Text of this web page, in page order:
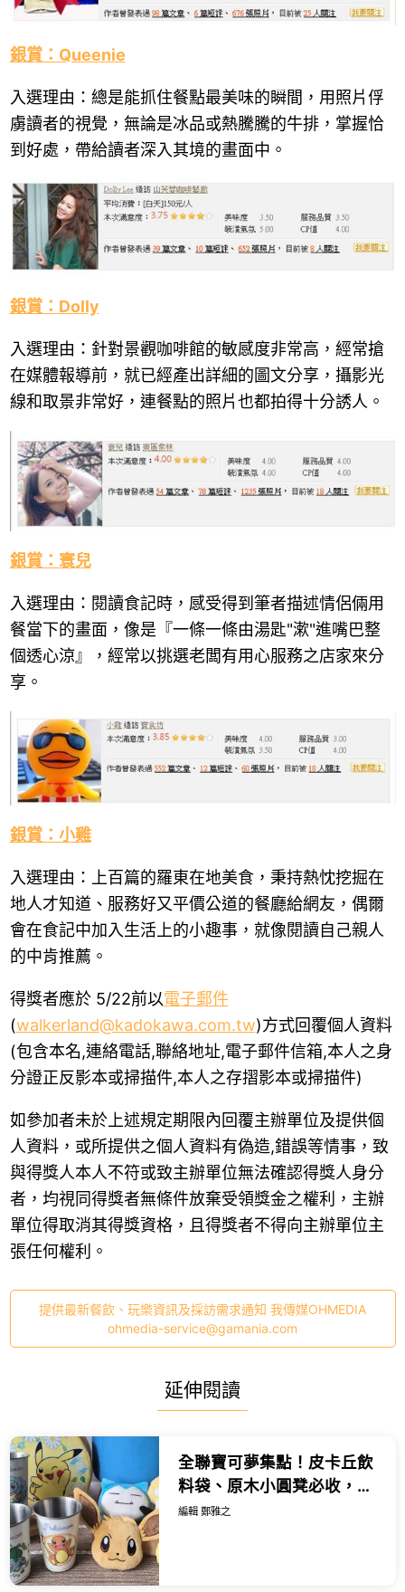
銀賞：Queenie
入選理由：總是能抓住餐點最美味的瞬間，用照片俘
虜讀者的視覺，無論是冰品或熱騰騰的牛排，掌握恰
到好處，帶給讀者深入其境的畫面中。
銀賞：Dolly
入選理由：針對景觀咖啡館的敏感度非常高，經常搶
在媒體報導前，就已經產出詳細的圖文分享，攝影光
線和取景非常好，連餐點的照片也都拍得十分誘人。
銀賞：寰兒
入選理由：閱讀食記時，感受得到筆者描述情侶倆用
餐當下的畫面，像是『一條一條由湯匙"漱"進嘴巴整
個透心涼』，經常以挑選老闆有用心服務之店家來分
享。
銀賞：小雞
入選理由：上百篇的羅東在地美食，秉持熱忱挖掘在
地人才知道、服務好又平價公道的餐廳給網友，偶爾
會在食記中加入生活上的小趣事，就像閱讀自己親人
的中肯推薦。
得獎者應於 5/22前以電子郵件
(walkerland@kadokawa.com.tw)方式回覆個人資料
(包含本名,連絡電話,聯絡地址,電子郵件信箱,本人之身
分證正反影本或掃描件,本人之存摺影本或掃描件)
如參加者未於上述規定期限內回覆主辦單位及提供個
人資料，或所提供之個人資料有偽造,錯誤等情事，致
與得獎人本人不符或致主辦單位無法確認得獎人身分
者，均視同得獎者無條件放棄受領獎金之權利，主辦
單位得取消其得獎資格，且得獎者不得向主辦單位主
張任何權利。
提供最新餐飲、玩樂資訊及採訪需求通知 我傳媒OHMEDIA
ohmedia-service@gamania.com
延伸閱讀
全聯寶可夢集點！皮卡丘飲
料袋、原木小圓凳必收，超
級進化戰術卡牌加碼賣。
編輯 鄭雅之